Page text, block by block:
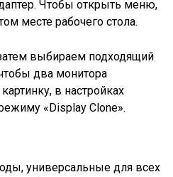
Чтобы открыть меню,
месте рабочего стола.
выбираем подходящий
два монитора
в настройках
«Display Clone».
универсальные для всех